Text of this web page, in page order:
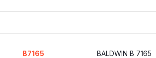
B7165 BALDWIN B 7165